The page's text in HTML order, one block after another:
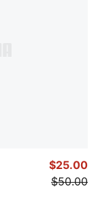
$25.00
$50.00